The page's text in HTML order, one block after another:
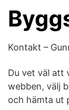
Kontakt –
Du vet väl att
webben, välj
och hämta ut